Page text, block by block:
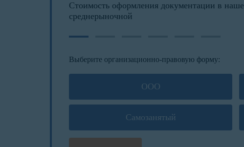
Стоимость оформления документации в
среднерыночной
Выберите организационно-правовую форму:
ООО
Самозанятый